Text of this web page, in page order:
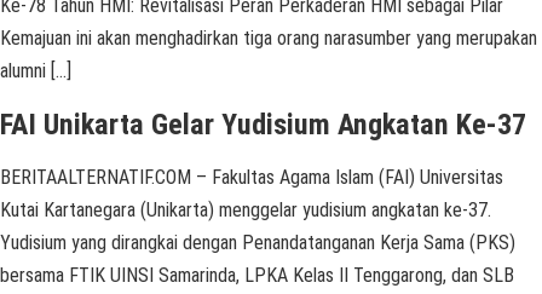
Ke-78 Tahun HMI: Revitalisasi Peran Perkaderan HMI sebagai Pilar
Kemajuan ini akan menghadirkan tiga orang narasumber yang merupakan
alumni […]
FAI Unikarta Gelar Yudisium Angkatan Ke-37
BERITAALTERNATIF.COM – Fakultas Agama Islam (FAI) Universitas
Kutai Kartanegara (Unikarta) menggelar yudisium angkatan ke-37.
Yudisium yang dirangkai dengan Penandatanganan Kerja Sama (PKS)
bersama FTIK UINSI Samarinda, LPKA Kelas II Tenggarong, dan SLB